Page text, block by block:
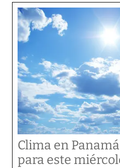
Clima en
para este